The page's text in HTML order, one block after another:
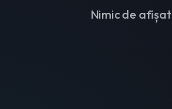
Nimic de afișat